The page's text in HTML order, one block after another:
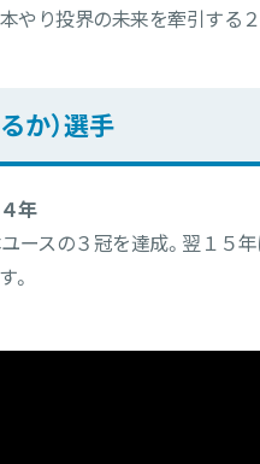
り投界の未来を牽引する２
か）選手
年
ユースの３冠を達成。翌１
。